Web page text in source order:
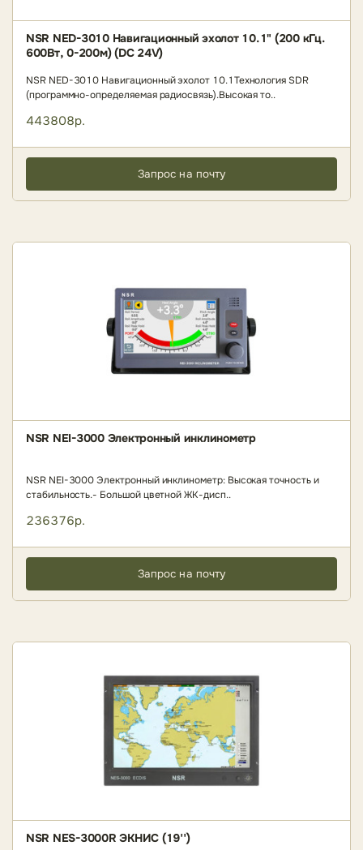
NSR NED-3010 Навигационный эхолот 10.1" (200 кГц.
600Вт, 0-200м) (DC 24V)
NSR NED-3010 Навигационный эхолот 10.1Технология SDR
(программно-определяемая радиосвязь).Высокая то..
443808р.
Запрос на почту
NSR NEI-3000 Электронный инклинометр
NSR NEI-3000 Электронный инклинометр: Высокая точность и
стабильность.- Большой цветной ЖК-дисп..
236376р.
Запрос на почту
NSR NES-3000R ЭКНИС (19'')